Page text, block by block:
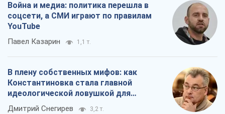
Война и медиа: политика перешла в
соцсети, а СМИ играют по правилам
YouTube
Павел Казарин 1,1 т.
В плену собственных мифов: как
Константиновка стала главной
идеологической ловушкой для
российских оккупантов
Дмитрий Снегирев 3,2 т.